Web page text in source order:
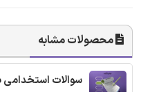
محصولات مشابه
سوالات استخدامی